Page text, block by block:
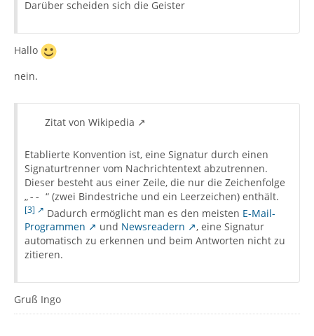
Darüber scheiden sich die Geister
Hallo
nein.
Zitat von Wikipedia
Etablierte Konvention ist, eine Signatur durch einen
Signaturtrenner vom Nachrichtentext abzutrennen.
Dieser besteht aus einer Zeile, die nur die Zeichenfolge
„-- “ (zwei Bindestriche und ein Leerzeichen) enthält.
[3] Dadurch ermöglicht man es den meisten E-Mail-
Programmen
und Newsreadern
, eine Signatur
automatisch zu erkennen und beim Antworten nicht zu
zitieren.
Gruß Ingo